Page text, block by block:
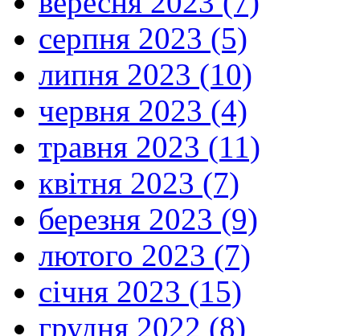
серпня 2023 (5)
липня 2023 (10)
червня 2023 (4)
травня 2023 (11)
квітня 2023 (7)
березня 2023 (9)
лютого 2023 (7)
січня 2023 (15)
грудня 2022 (8)